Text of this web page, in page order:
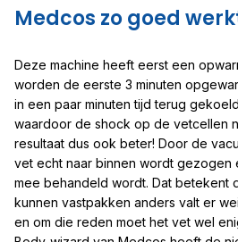
Medcos zo goed
Deze machine heeft eerst een
worden de eerste 3 minuten
in een paar minuten tijd terug
waardoor de shock op de vetcellen
resultaat dus ook beter! Door de
vet echt naar binnen wordt
mee behandeld wordt. Dat betekent
kunnen vastpakken anders valt er
en om die reden moet het vet wel